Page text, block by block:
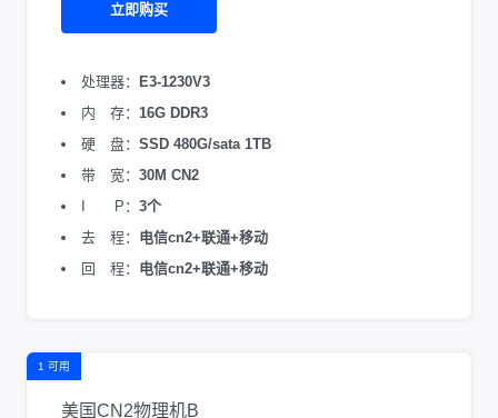
立即购买
处理器：
E3-1230V3
内 存： 16G DDR3
硬 盘： SSD 480G/sata 1TB
带 宽： 30M CN2
I P： 3个
去 程： 电信cn2+联通+移动
回 程： 电信cn2+联通+移动
1 可用
美国CN2物理机B